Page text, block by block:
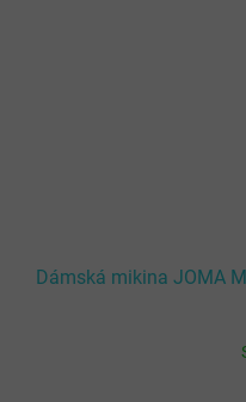
Dámská mikina JOMA